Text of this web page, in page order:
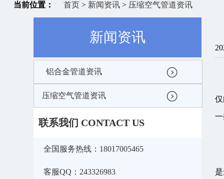
当前位置： 首页> 新闻资讯> 压缩空气管道资讯
新闻资讯
铝合金管道资讯
压缩空气管道资讯
联系我们 CONTACT US
全国服务热线：18017005465
客服QQ：243326983